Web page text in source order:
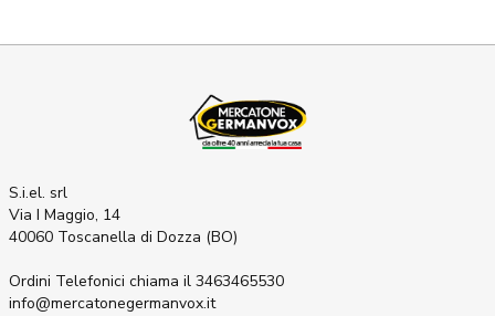
S.i.el. srl
Via I Maggio, 14
40060 Toscanella di Dozza (BO)
Ordini Telefonici chiama il 3463465530
info@mercatonegermanvox.it